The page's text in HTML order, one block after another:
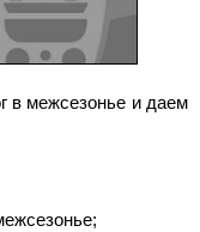
в межсезонье и даем